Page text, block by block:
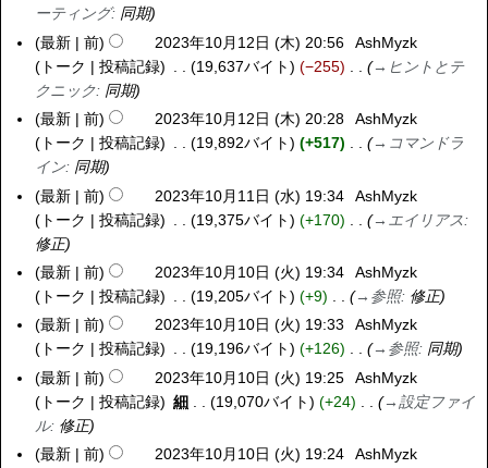
ーティング: 同期
最新
前 2023年10月12日 (木) 20:56
AshMyzk
トーク
投稿記録 19,637バイト −255 → ヒントとテ
クニック: 同期
最新
前 2023年10月12日 (木) 20:28
AshMyzk
トーク
投稿記録 19,892バイト +517 → コマンドラ
イン: 同期
2
3
最新 前 2023年10月11日 (水) 19:34
AshMyzk
トーク
投稿記録 19,375バイト +170 → エイリアス:
修正
2
2
最新 前 2023年10月10日 (火) 19:34
AshMyzk
トーク
投稿記録 19,205バイト +9 → 参照: 修正
最新
前 2023年10月10日 (火) 19:33
AshMyzk
トーク
投稿記録 19,196バイト +126 → 参照: 同期
最新
前 2023年10月10日 (火) 19:25
AshMyzk
トーク
投稿記録 細 19,070バイト +24 →設定ファイ
ル: 修正
最新
前 2023年10月10日 (火) 19:24
AshMyzk